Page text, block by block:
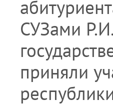
СУЗами
приняли